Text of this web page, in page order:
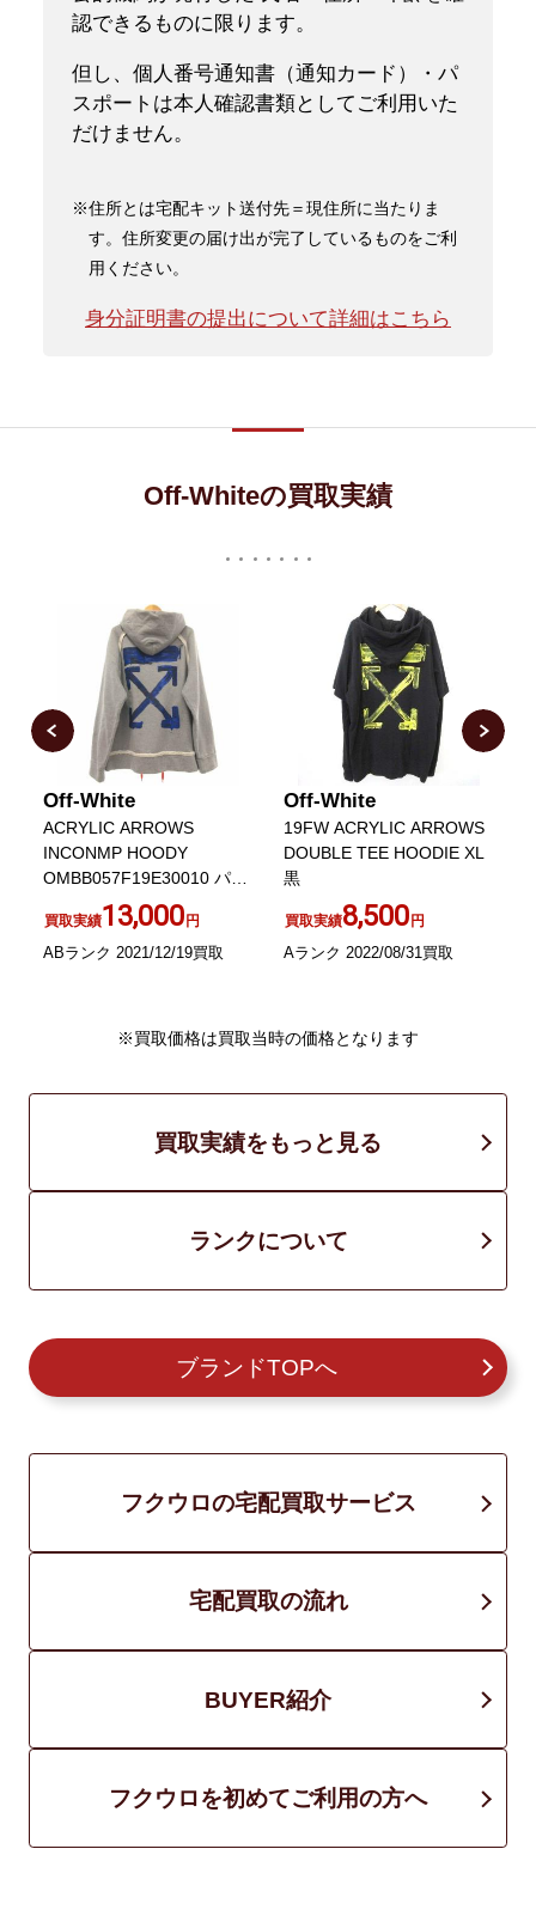
認できるものに限ります。
但し、個人番号通知書（通知カード）・パ
スポートは本人確認書類としてご利用いた
だけません。
※住所とは宅配キット送付先＝現住所に当たりま
す。住所変更の届け出が完了しているものをご利
用ください。
身分証明書の提出について詳細はこちら
Off-Whiteの買取実績
Off-White
ACRYLIC ARROWS
INCONMP HOODY
OMBB057F19E30010 パー
買取実績13,000円
ABランク 2021/12/19買取
Off-White
19FW ACRYLIC ARROWS
DOUBLE TEE HOODIE XL
黒
買取実績8,500円
Aランク 2022/08/31買取
※買取価格は買取当時の価格となります
買取実績をもっと見る
ランクについて
ブランドTOPへ
フクウロの宅配買取サービス
宅配買取の流れ
BUYER紹介
フクウロを初めてご利用の方へ